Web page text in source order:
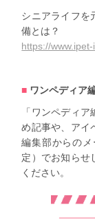
シニアライフを
備とは？
https://
ワンペディア
「ワンペディ
め記事や、アイ
編集部からの
定）でお知らせ
ください。